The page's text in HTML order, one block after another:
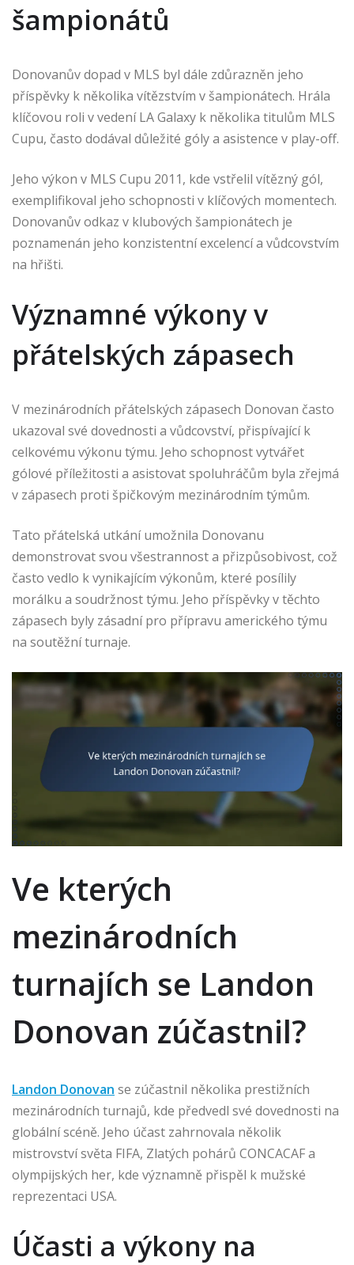
šampionátů
Donovanův dopad v MLS byl dále zdůrazněn jeho
příspěvky k několika vítězstvím v šampionátech. Hrála
klíčovou roli v vedení LA Galaxy k několika titulům MLS
Cupu, často dodával důležité góly a asistence v play-off.
Jeho výkon v MLS Cupu 2011, kde vstřelil vítězný gól,
exemplifikoval jeho schopnosti v klíčových momentech.
Donovanův odkaz v klubových šampionátech je
poznamenán jeho konzistentní excelencí a vůdcovstvím
na hřišti.
Významné výkony v
přátelských zápasech
V mezinárodních přátelských zápasech Donovan často
ukazoval své dovednosti a vůdcovství, přispívající k
celkovému výkonu týmu. Jeho schopnost vytvářet
gólové příležitosti a asistovat spoluhráčům byla zřejmá
v zápasech proti špičkovým mezinárodním týmům.
Tato přátelská utkání umožnila Donovanu
demonstrovat svou všestrannost a přizpůsobivost, což
často vedlo k vynikajícím výkonům, které posílily
morálku a soudržnost týmu. Jeho příspěvky v těchto
zápasech byly zásadní pro přípravu amerického týmu
na soutěžní turnaje.
Ve kterých
mezinárodních
turnajích se Landon
Donovan zúčastnil?
Landon Donovan se zúčastnil několika prestižních
mezinárodních turnajů, kde předvedl své dovednosti na
globální scéně. Jeho účast zahrnovala několik
mistrovství světa FIFA, Zlatých pohárů CONCACAF a
olympijských her, kde významně přispěl k mužské
reprezentaci USA.
Účasti a výkony na